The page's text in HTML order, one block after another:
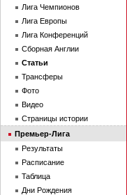
Лига Чемпионов
Лига Европы
Лига Конференций
Сборная Англии
Статьи
Трансферы
Фото
Видео
Страницы истории
Премьер-Лига
Результаты
Расписание
Таблица
Дни Рождения